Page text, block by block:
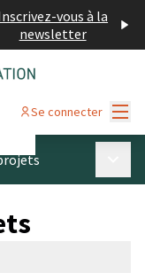
vous à la
newsletter
Se connecter